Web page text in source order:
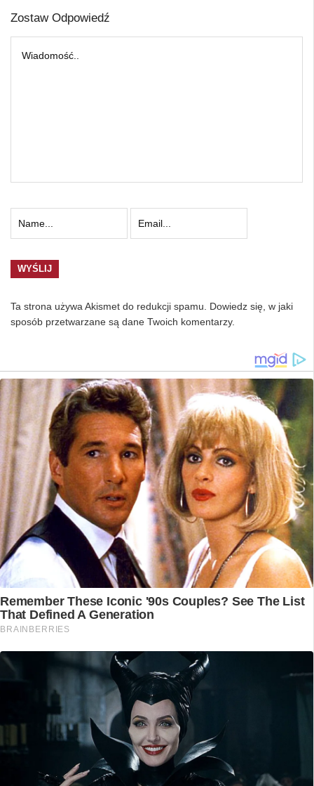
Zostaw Odpowiedź
Ta strona używa Akismet do redukcji spamu. Dowiedz się, w jaki
sposób przetwarzane są dane Twoich komentarzy.